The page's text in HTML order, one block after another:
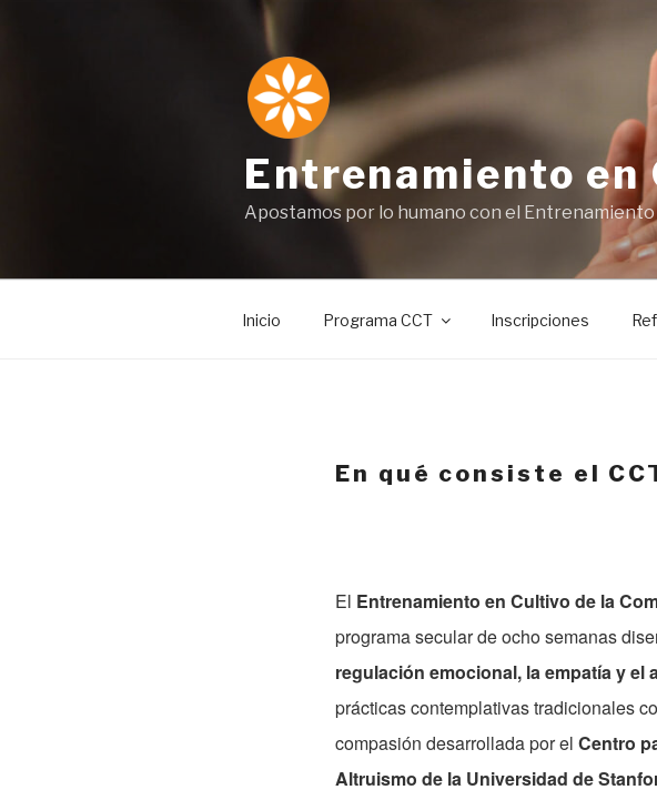
Entrenamiento en
Apostamos por lo humano con el Entrenamiento
Inicio Programa CCT Inscripciones
En qué consiste el
El Entrenamiento en Cultivo de la
programa secular de ocho semanas
regulación emocional, la empatía y
prácticas contemplativas tradicionales
compasión desarrollada por el Centro
Altruismo de la Universidad de